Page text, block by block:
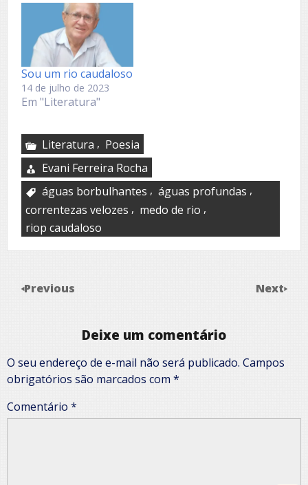
Sou um rio caudaloso
14 de julho de 2023
Em "Literatura"
Literatura , Poesia
Evani Ferreira Rocha
águas borbulhantes , águas profundas ,
correntezas velozes , medo de rio ,
riop caudaloso
Previous Next
Deixe um comentário
O seu endereço de e-mail não será publicado. Campos
obrigatórios são marcados com *
Comentário *